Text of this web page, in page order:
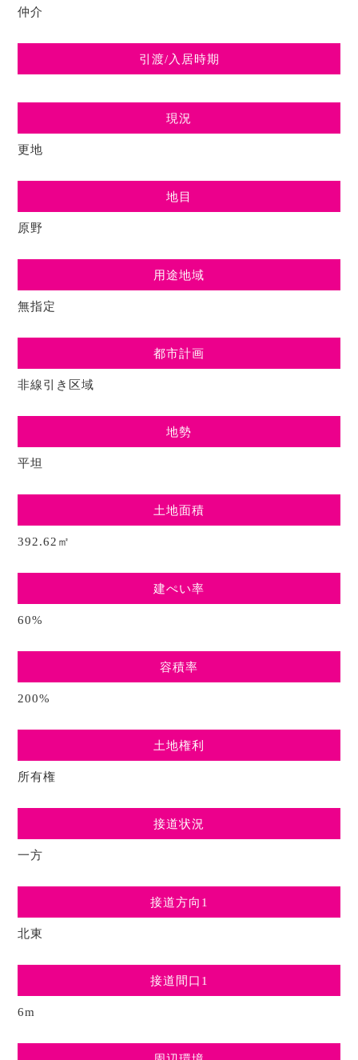
仲介
引渡/入居時期
現況
更地
地目
原野
用途地域
無指定
都市計画
非線引き区域
地勢
平坦
土地面積
392.62㎡
建ぺい率
60%
容積率
200%
土地権利
所有権
接道状況
一方
接道方向1
北東
接道間口1
6m